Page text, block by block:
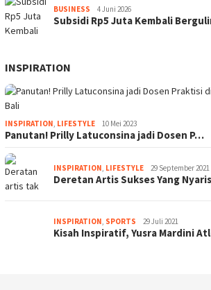
BUSINESS 4 Juni 2026
Subsidi Rp5 Juta Kembali
INSPIRATION
INSPIRATION, LIFESTYLE 10 Mei 2023
Panutan! Prilly Latuconsina jadi Dosen P…
INSPIRATION, LIFESTYLE 29 September 2021
Deretan Artis Sukses Yang
INSPIRATION, SPORTS 29 Juli 2021
Kisah Inspiratif, Yusra Mardini